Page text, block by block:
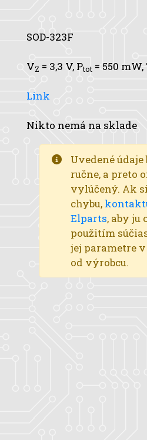
SOD-323F
VZ = 3,3 V, Ptot = 550 mW,
Link
Nikto nemá na sklade
Uvedené
ručne, a preto
vylúčený. Ak
chybu,
Elparts, aby ju
použitím
jej parametre
od výrobcu.